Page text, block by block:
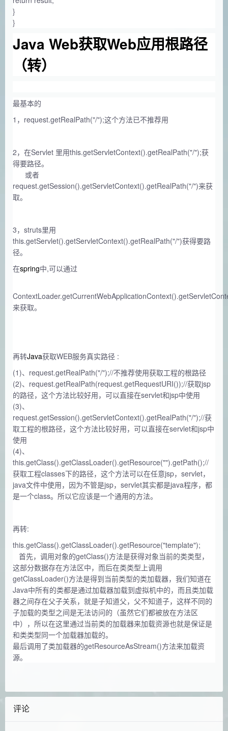
}
}
Java Web获取Web应用根路径
（转）
最基本的
1，request.getRealPath("/");这个方法已不推荐用
2，在Servlet 里用this.getServletContext().getRealPath("/");获
得要路径。
或者
request.getSession().getServletContext().getRealPath("/")来获
取。
3，struts里用
this.getServlet().getServletContext().getRealPath("/")获得要路
径。
在spring中,可以通过
来获取。
再转Java获取WEB服务真实路径 :
(1)、request.getRealPath("/");//不推荐使用获取工程的根路径
(2)、request.getRealPath(request.getRequestURI());//获取jsp
的路径，这个方法比较好用，可以直接在servlet和jsp中使用
(3)、
request.getSession().getServletContext().getRealPath("/");//获
取工程的根路径，这个方法比较好用，可以直接在servlet和jsp中
使用
(4)、
this.getClass().getClassLoader().getResource("").getPath();//
获取工程classes下的路径，这个方法可以在任意jsp，servlet，
java文件中使用，因为不管是jsp，servlet其实都是java程序，都
是一个class。所以它应该是一个通用的方法。
再转:
this.getClass().getClassLoader().getResource("template");
首先，调用对象的getClass()方法是获得对象当前的类类型，
这部分数据存在方法区中，而后在类类型上调用
getClassLoader()方法是得到当前类型的类加载器，我们知道在
Java中所有的类都是通过加载器加载到虚拟机中的，而且类加载
器之间存在父子关系，就是子知道父，父不知道子，这样不同的
子加载的类型之间是无法访问的（虽然它们都被放在方法区
中），所以在这里通过当前类的加载器来加载资源也就是保证是
和类类型同一个加载器加载的。
最后调用了类加载器的getResourceAsStream()方法来加载资
源。
评论